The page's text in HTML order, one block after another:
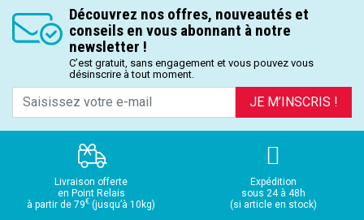
Découvrez nos offres, nouveautés et
conseils en vous abonnant à notre
newsletter !
C’est gratuit, sans engagement et vous pouvez vous
désinscrire à tout moment.
JE M’INSCRIS !
Livraison offerte
en Point Relais
à partir de 79€ (jusqu’à 10kg)
Expédition
sous 24 à 48h
(si article en stock)